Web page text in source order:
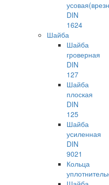
DIN
1624
Шайба
Шайба
гроверная
DIN
127
Шайба
плоская
DIN
125
Шайба
усиленная
DIN
9021
Кольца